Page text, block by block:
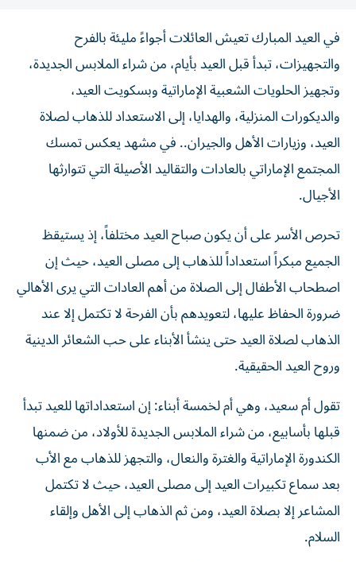
في العيد المبارك تعيش العائلات أجواءً مليئة بالفرح
والتجهيزات، تبدأ قبل العيد بأيام، من شراء الملابس الجديدة،
وتجهيز الحلويات الشعبية الإماراتية وبسكويت العيد،
والديكورات المنزلية، والهدايا، إلى الاستعداد للذهاب لصلاة
العيد، وزيارات الأهل والجيران.. في مشهد يعكس تمسك
المجتمع الإماراتي بالعادات والتقاليد الأصيلة التي تتوارثها
الأجيال.
تحرص الأسر على أن يكون صباح العيد مختلفاً، إذ يستيقظ
الجميع مبكراً استعداداً للذهاب إلى مصلى العيد، حيث إن
اصطحاب الأطفال إلى الصلاة من أهم العادات التي يرى الأهالي
ضرورة الحفاظ عليها، لتعويدهم بأن الفرحة لا تكتمل إلا عند
الذهاب لصلاة العيد حتى ينشأ الأبناء على حب الشعائر الدينية
وروح العيد الحقيقية.
تقول أم سعيد، وهي أم لخمسة أبناء: إن استعداداتها للعيد تبدأ
قبلها بأسابيع، من شراء الملابس الجديدة للأولاد، من ضمنها
الكندورة الإماراتية والغترة والنعال، والتجهز للذهاب مع الأب
بعد سماع تكبيرات العيد إلى مصلى العيد، حيث لا تكتمل
المشاعر إلا بصلاة العيد، ومن ثم الذهاب إلى الأهل وإلقاء
السلام.